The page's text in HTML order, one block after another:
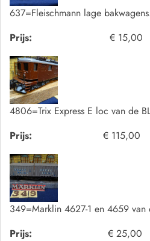
637=Fleischmann lage
Prijs:
€ 15,00
4806=Trix Express E loc van de
Prijs:
€ 115,00
349=Marklin 4627-1 en 4659 van
Prijs:
€ 25,00